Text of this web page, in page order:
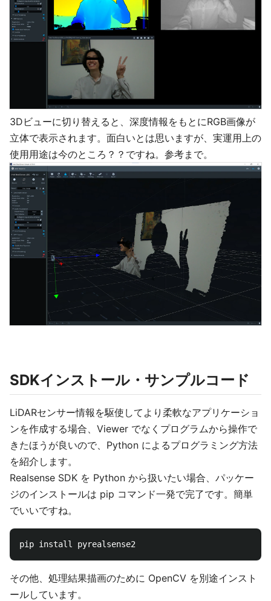
3Dビューに切り替えると、深度情報をもとにRGB画像が
立体で表示されます。面白いとは思いますが、実運用上の
使用用途は今のところ？？ですね。参考まで。
SDKインストール・サンプルコード
LiDARセンサー情報を駆使してより柔軟なアプリケーショ
ンを作成する場合、Viewer でなくプログラムから操作で
きたほうが良いので、Python によるプログラミング方法
を紹介します。
Realsense SDK を Python から扱いたい場合、パッケー
ジのインストールは pip コマンド一発で完了です。簡単
でいいですね。
その他、処理結果描画のために OpenCV を別途インスト
ールしています。